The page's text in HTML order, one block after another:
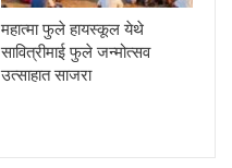
महात्मा फुले हायस्कूल येथे
सावित्रीमाई फुले जन्मोत्सव
उत्साहात साजरा